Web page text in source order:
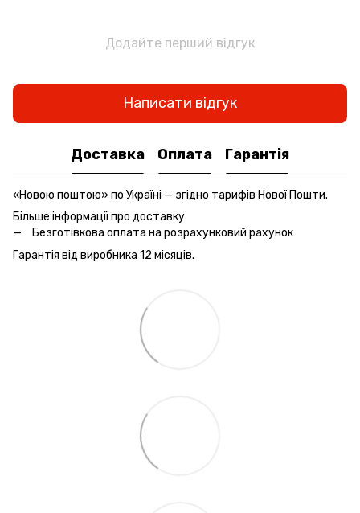
Додайте перший відгук
Написати відгук
Доставка Оплата Гарантія
«Новою поштою» по Україні — згідно тарифів Нової Пошти.
Більше інформації про доставку
Безготівкова оплата на розрахунковий рахунок
Гарантія від виробника 12 місяців.